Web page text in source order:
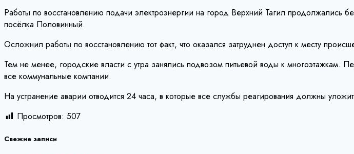
Работы по восстановлению подачи электроэнергии на город Верхний Тагил продолжались
посёлка Половинный.
Осложнил работы по восстановлению тот факт, что оказался затруднен доступ к месту
Тем не менее, городские власти с утра занялись подвозом питьевой воды к
все коммунальные компании.
На устранение аварии отводится 24 часа, в которые все службы реагирования должны
Просмотров: 507
Свежие записи